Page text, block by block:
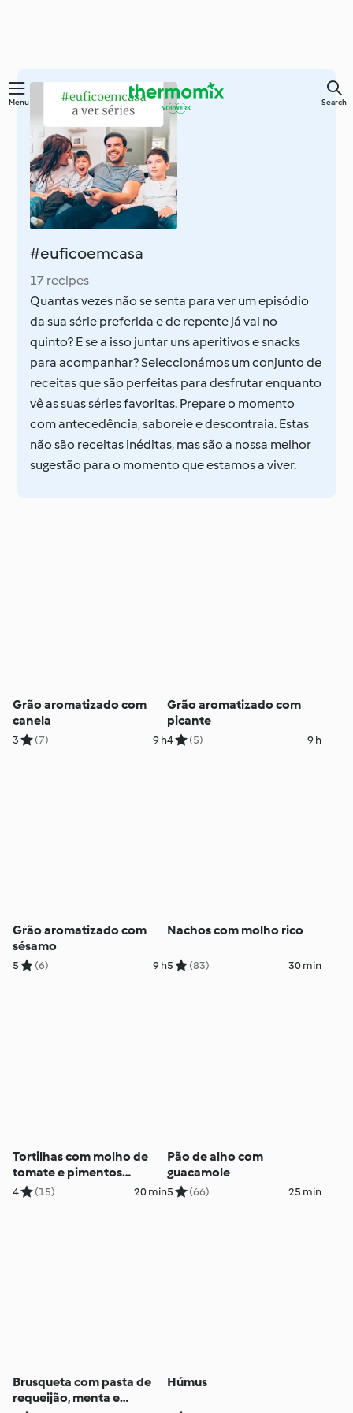
Skip
content
Menu Search
#euficoemcasa
17 recipes
Quantas vezes não se senta para ver um episódio
da sua série preferida e de repente já vai no
quinto? E se a isso juntar uns aperitivos e snacks
para acompanhar? Seleccionámos um conjunto de
receitas que são perfeitas para desfrutar enquanto
vê as suas séries favoritas. Prepare o momento
com antecedência, saboreie e descontraia. Estas
não são receitas inéditas, mas são a nossa melhor
sugestão para o momento que estamos a viver.
Grão aromatizado com
canela
3 (7) 9 h
Grão aromatizado com
picante
4 (5) 9 h
Grão aromatizado com
sésamo
5 (6) 9 h
Nachos com molho rico
5 (83) 30 min
Tortilhas com molho de
tomate e pimentos
gratinado
4 (15) 20 min
Pão de alho com
guacamole
5 (66) 25 min
Brusqueta com pasta de
requeijão, menta e
Húmus